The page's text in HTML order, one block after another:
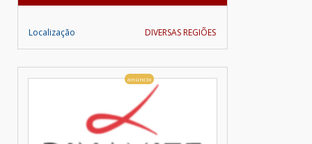
Localização DIVERSAS REGIÕES
anúncio